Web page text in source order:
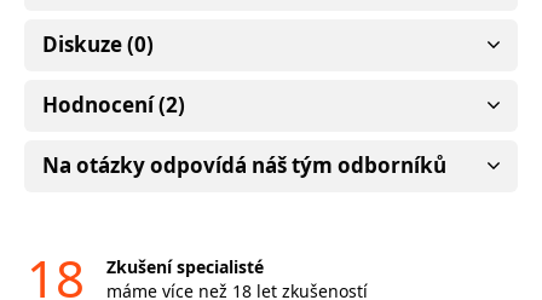
Diskuze (0)
Hodnocení (2)
Na otázky odpovídá náš tým odborníků
18
Zkušení specialisté
máme více než 18 let zkušeností